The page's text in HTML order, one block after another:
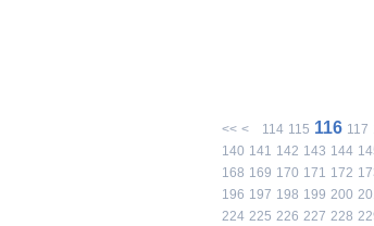
<< < 114 115 116 117
140 141 142 143 144
168 169 170 171 172
196 197 198 199 200
224 225 226 227 228